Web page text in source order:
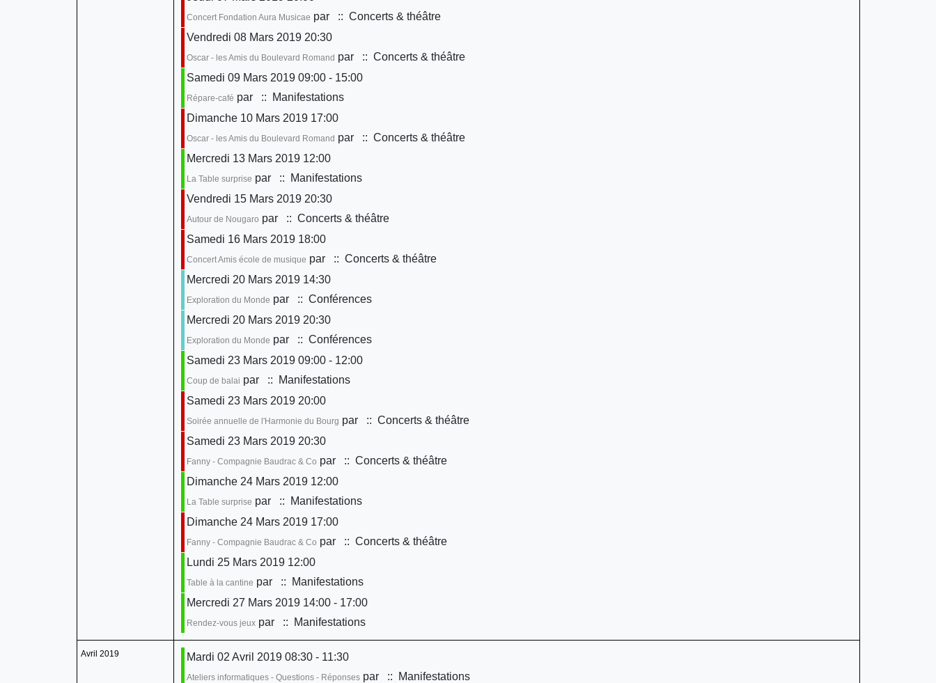
Concert Fondation Aura Musicae par
:: Concerts & théâtre
Vendredi 08 Mars 2019 20:30
Oscar - les Amis du Boulevard Romand par
:: Concerts & théâtre
Samedi 09 Mars 2019 09:00 - 15:00
Répare-café par
:: Manifestations
Dimanche 10 Mars 2019 17:00
Oscar - les Amis du Boulevard Romand par
:: Concerts & théâtre
Mercredi 13 Mars 2019 12:00
La Table surprise par
:: Manifestations
Vendredi 15 Mars 2019 20:30
Autour de Nougaro par
:: Concerts & théâtre
Samedi 16 Mars 2019 18:00
Concert Amis école de musique par
:: Concerts & théâtre
Mercredi 20 Mars 2019 14:30
Exploration du Monde par
:: Conférences
Mercredi 20 Mars 2019 20:30
Exploration du Monde par
:: Conférences
Samedi 23 Mars 2019 09:00 - 12:00
Coup de balai par
:: Manifestations
Samedi 23 Mars 2019 20:00
Soirée annuelle de l'Harmonie du Bourg par
:: Concerts & théâtre
Samedi 23 Mars 2019 20:30
Fanny - Compagnie Baudrac & Co par
:: Concerts & théâtre
Dimanche 24 Mars 2019 12:00
La Table surprise par
:: Manifestations
Dimanche 24 Mars 2019 17:00
Fanny - Compagnie Baudrac & Co par
:: Concerts & théâtre
Lundi 25 Mars 2019 12:00
Table à la cantine par
:: Manifestations
Mercredi 27 Mars 2019 14:00 - 17:00
Rendez-vous jeuxpar :: Manifestations
Avril 2019 Mardi 02 Avril 2019 08:30 - 11:30
Ateliers informatiques - Questions - Réponsespar
:: Manifestations